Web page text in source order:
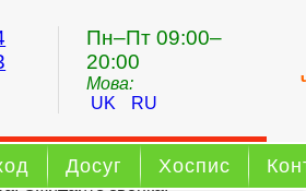
Пн–Пт 09:00–
20:00
Мова:
UK
RU
Ожидайте звонка.
Досуг Хоспис